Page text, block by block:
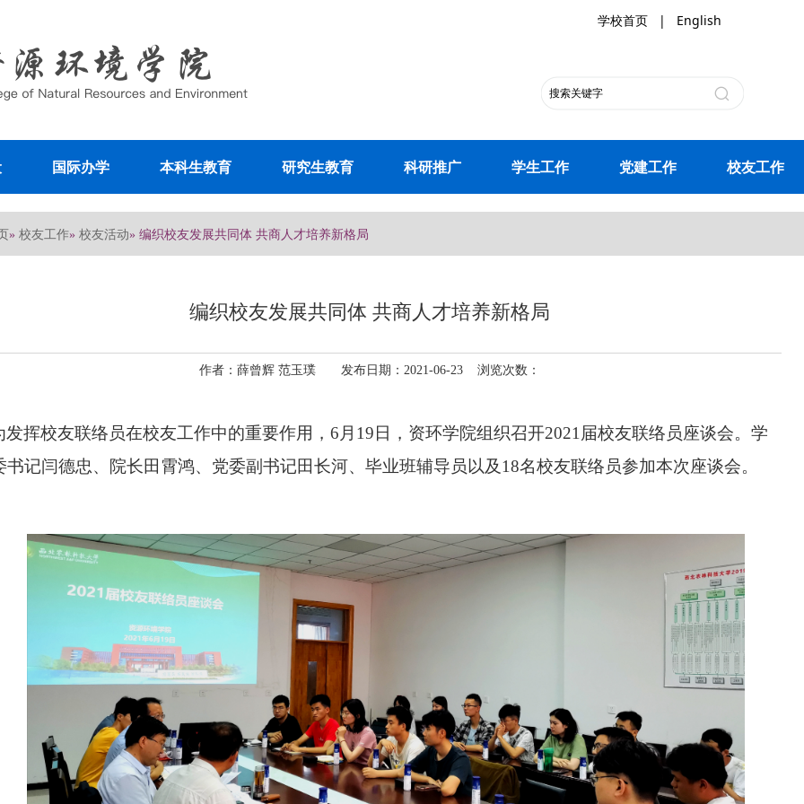
学校首页 | English
国际办学 本科生教育 研究生教育 科研推广 学生工作 党建工作 校友工作
» 校友工作» 校友活动» 编织校友发展共同体 共商人才培养新格局
编织校友发展共同体 共商人才培养新格局
作者：薛曾辉 范玉璞 发布日期：2021-06-23 浏览次数：
发挥校友联络员在校友工作中的重要作用， 6 月 19 日，资环学院组织召开2021 届校友联络员座谈会。学
书记闫德忠、院长田霄鸿、党委副书记田长河、毕业班辅导员以及18名校友联络员参加本次座谈会。